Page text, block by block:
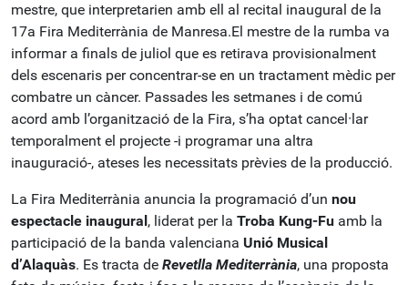
mestre, que interpretarien amb ell al recital inaugural de la
17a Fira Mediterrània de Manresa.El mestre de la rumba va
informar a finals de juliol que es retirava provisionalment
dels escenaris per concentrar-se en un tractament mèdic per
combatre un càncer. Passades les setmanes i de comú
acord amb l’organització de la Fira, s’ha optat cancel·lar
temporalment el projecte -i programar una altra
inauguració-, ateses les necessitats prèvies de la producció.
La Fira Mediterrània anuncia la programació d’un nou
espectacle inaugural, liderat per la Troba Kung-Fu amb la
participació de la banda valenciana Unió Musical
d’Alaquàs. Es tracta de Revetlla Mediterrània, una proposta